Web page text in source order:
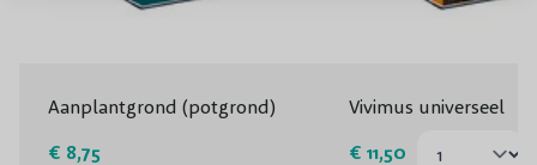
Aanplantgrond (potgrond)
€ 8,75
Vivimus universeel
€ 11,50